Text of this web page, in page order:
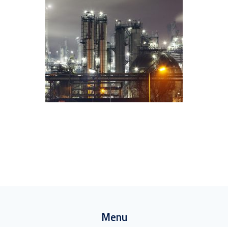
Industry Analysis
GAS
Menu